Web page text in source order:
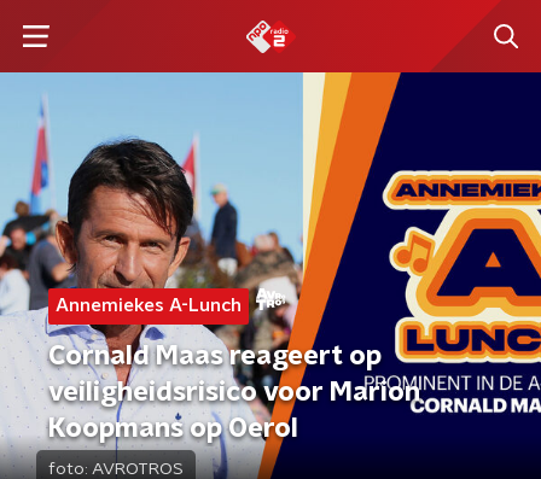
Annemiekes A-Lunch
Cornald Maas reageert op
veiligheidsrisico voor Marion
Koopmans op Oerol
foto: AVROTROS